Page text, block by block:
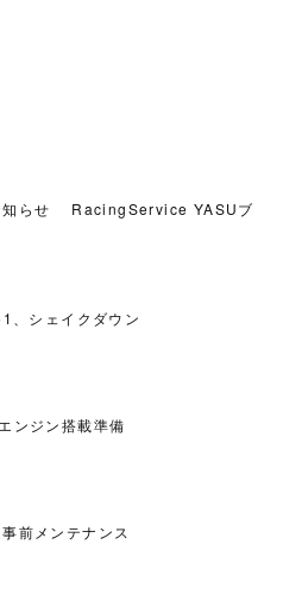
知らせ RacingService YASUブ
、シェイクダウン
ンジン搭載準備
前メンテナンス